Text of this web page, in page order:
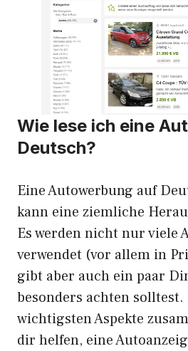
Wie lese ich eine
Deutsch?
Eine Autowerbung auf
kann eine ziemliche
Es werden nicht nur viele
verwendet (vor allem in
gibt aber auch ein paar
besonders achten
wichtigsten Aspekte
dir helfen, eine